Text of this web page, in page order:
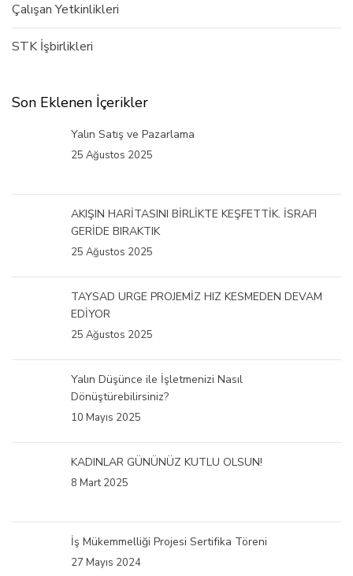
Çalışan Yetkinlikleri
STK İşbirlikleri
Son Eklenen İçerikler
Yalın Satış ve Pazarlama
25 Ağustos 2025
AKIŞIN HARİTASINI BİRLİKTE KEŞFETTİK. İSRAFI
GERİDE BIRAKTIK
25 Ağustos 2025
TAYSAD URGE PROJEMİZ HIZ KESMEDEN DEVAM
EDİYOR
25 Ağustos 2025
Yalın Düşünce ile İşletmenizi Nasıl
Dönüştürebilirsiniz?
10 Mayıs 2025
KADINLAR GÜNÜNÜZ KUTLU OLSUN!
8 Mart 2025
İş Mükemmelliği Projesi Sertifika Töreni
27 Mayıs 2024